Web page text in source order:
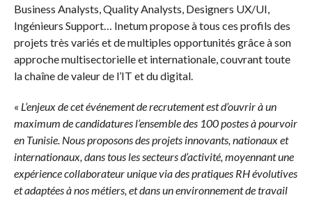
Business Analysts, Quality Analysts, Designers UX/UI,
Ingénieurs Support… Inetum propose à tous ces profils des
projets très variés et de multiples opportunités grâce à son
approche multisectorielle et internationale, couvrant toute
la chaîne de valeur de l’IT et du digital.
« L’enjeux de cet événement de recrutement est d’ouvrir à un
maximum de candidatures l’ensemble des 100 postes à pourvoir
en Tunisie. Nous proposons des projets innovants, nationaux et
internationaux, dans tous les secteurs d’activité, moyennant une
expérience collaborateur unique via des pratiques RH évolutives
et adaptées à nos métiers, et dans un environnement de travail